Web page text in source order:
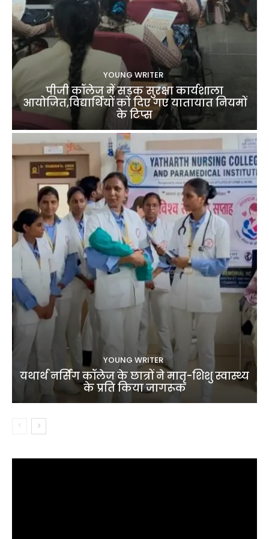
YOUNG WRITER
पीजी कॉलेज में सड़क सुरक्षा कार्यशाला
आयोजित,विद्यार्थियों को दिए गए यातायात नियमों
के टिप्स
YOUNG WRITER
यथार्थ नर्सिंग कॉलेज के छात्रों ने मातृ-शिशु स्वास्थ्य
के प्रति किया जागरूक